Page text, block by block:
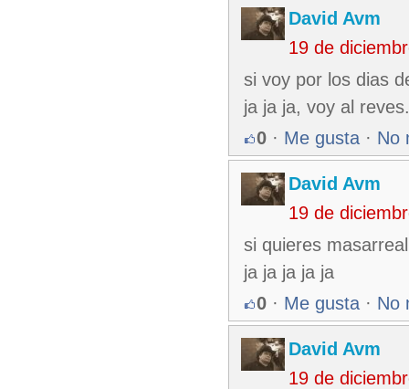
David Avm
19 de
si voy por los dias
ja ja ja, voy al reves.
0 · Me gusta · No
David Avm
19 de
si quieres
ja ja ja ja ja
0 · Me gusta · No
David Avm
19 de